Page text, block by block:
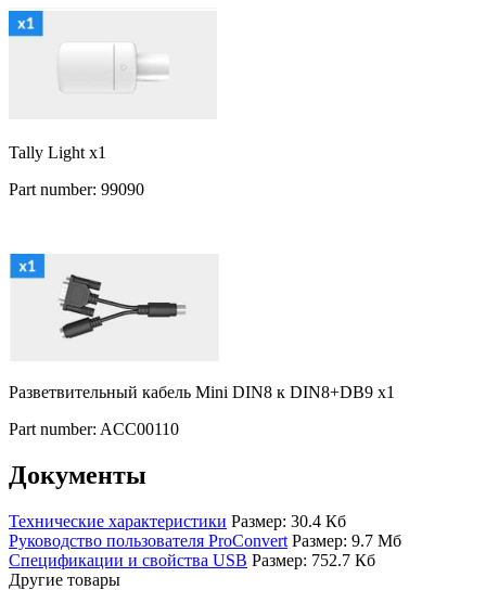
Tally Light x1
Part number: 99090
Разветвительный кабель Mini DIN8 к DIN8+DB9 x1
Part number: ACC00110
Документы
Технические характеристики Размер: 30.4 Кб
Руководство пользователя ProConvert Размер: 9.7 Мб
Спецификации и свойства USB Размер: 752.7 Кб
Другие товары